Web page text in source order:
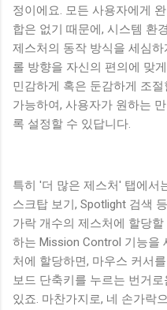
정이에요. 모든 사용자에게
합은 없기 때문에, 시스템 환
제스처의 동작 방식을 세심
롤 방향을 자신의 편의에 맞
민감하게 혹은 둔감하게 조
가능하여, 사용자가 원하는
록 설정할 수 있답니다.
특히 '더 많은 제스처' 탭에서
스크탑 보기, Spotlight 검색
가락 개수의 제스처에 할당
하는 Mission Control 기능을
처에 할당하면, 마우스 커서
보드 단축키를 누르는 번거
있죠. 마찬가지로, 네 손가락